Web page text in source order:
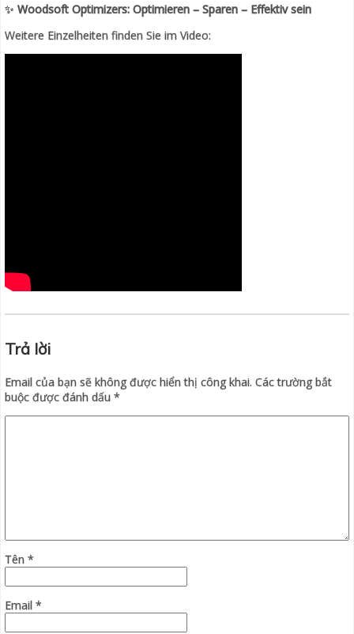
✨ Woodsoft Optimizers: Optimieren – Sparen – Effektiv sein
Weitere Einzelheiten finden Sie im Video:
Trả lời
Email của bạn sẽ không được hiển thị công khai. Các trường bắt
buộc được đánh dấu *
Tên *
Email *